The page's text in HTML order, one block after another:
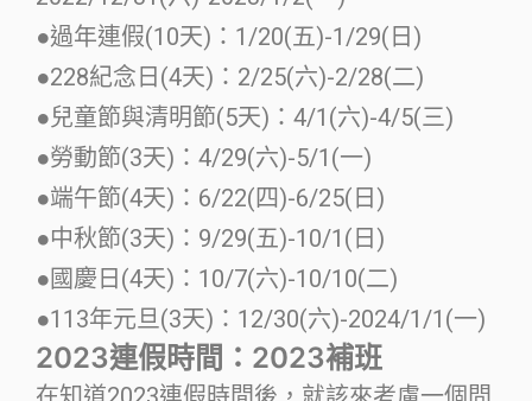
●過年連假(10天)：1/20(五)-1/29(日)
●228紀念日(4天)：2/25(六)-2/28(二)
●兒童節與清明節(5天)：4/1(六)-4/5(三)
●勞動節(3天)：4/29(六)-5/1(一)
●端午節(4天)：6/22(四)-6/25(日)
●中秋節(3天)：9/29(五)-10/1(日)
●國慶日(4天)：10/7(六)-10/10(二)
●113年元旦(3天)：12/30(六)-2024/1/1(一)
2023連假時間：2023補班